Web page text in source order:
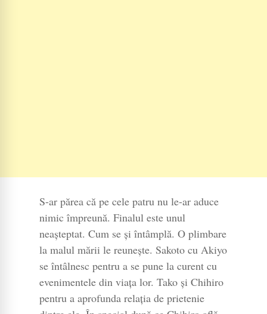
S-ar părea că pe cele patru nu le-ar aduce
nimic împreună. Finalul este unul
neaşteptat. Cum se şi întâmplă. O plimbare
la malul mării le reunește. Sakoto cu Akiyo
se întâlnesc pentru a se pune la curent cu
evenimentele din viaţa lor. Tako şi Chihiro
pentru a aprofunda relaţia de prietenie